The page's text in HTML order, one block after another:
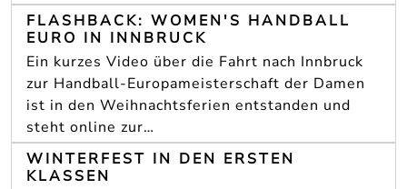
FLASHBACK: WOMEN'S HANDBALL
EURO IN INNBRUCK
Ein kurzes Video über die Fahrt nach Innbruck
zur Handball-Europameisterschaft der Damen
ist in den Weihnachtsferien entstanden und
steht online zur…
WINTERFEST IN DEN ERSTEN
KLASSEN